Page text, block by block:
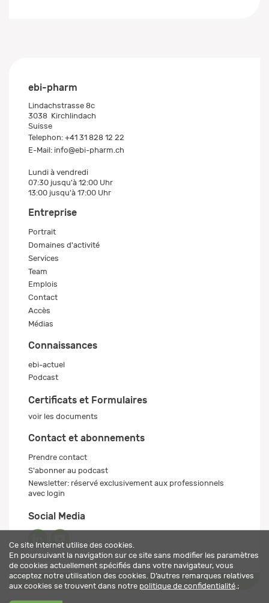
ebi-pharm
Lindachstrasse 8c
3038 Kirchlindach
Suisse
Telephon: +41 31 828 12 22
E-Mail: info@ebi-pharm.ch
Lundi à vendredi
07:30 jusqu'à 12:00 Uhr
13:00 jusqu'à 17:00 Uhr
Entreprise
Portrait
Domaines d'activité
Services
Team
Emplois
Contact
Accès
Médias
Connaissances
ebi-actuel
Podcast
Certificats et Formulaires
voir les documents
Contact et abonnements
Prendre contact
S'abonner au podcast
Newsletter: réservé exclusivement aux professionnels
avec login
Social Media
Ce site Internet utilise des cookies.
En poursuivant la navigation sur ce site sans modifier les paramètres
de cookies actuellement spécifiés dans votre navigateur, vous
acceptez notre utilisation des cookies. D’autres remarques relatives
aux cookies se trouvent dans notre politique de confidentialité .;